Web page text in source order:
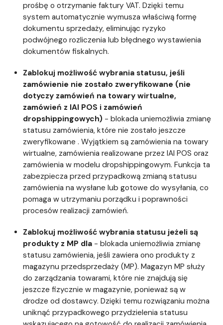
prośbę o otrzymanie faktury VAT. Dzięki temu
system automatycznie wymusza właściwą formę
dokumentu sprzedaży, eliminując ryzyko
podwójnego rozliczenia lub błędnego wystawienia
dokumentów fiskalnych.
Zablokuj możliwość wybrania statusu, jeśli
zamówienie nie zostało zweryfikowane (nie
dotyczy zamówień na towary wirtualne,
zamówień z IAI POS i zamówień
dropshippingowych) - blokada uniemożliwia zmianę
statusu zamówienia, które nie zostało jeszcze
zweryfikowane . Wyjątkiem są zamówienia na towary
wirtualne, zamówienia realizowane przez IAI POS oraz
zamówienia w modelu dropshippingowym. Funkcja ta
zabezpiecza przed przypadkową zmianą statusu
zamówienia na wysłane lub gotowe do wysyłania, co
pomaga w utrzymaniu porządku i poprawności
procesów realizacji zamówień.
Zablokuj możliwość wybrania statusu jeżeli są
produkty z MP dla - blokada uniemożliwia zmianę
statusu zamówienia, jeśli zawiera ono produkty z
magazynu przedsprzedaży (MP). Magazyn MP służy
do zarządzania towarami, które nie znajdują się
jeszcze fizycznie w magazynie, ponieważ są w
drodze od dostawcy. Dzięki temu rozwiązaniu można
uniknąć przypadkowego przydzielenia statusu